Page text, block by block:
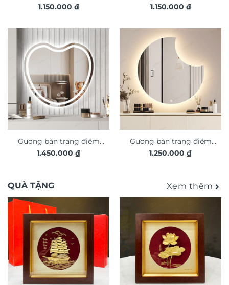
Led GC118
1.150.000 ₫
Led GC127
1.150.000 ₫
Gương bàn trang điểm
Led GC125
1.450.000 ₫
Gương bàn trang điểm
Led GC122
1.250.000 ₫
QUÀ TẶNG Xem thêm